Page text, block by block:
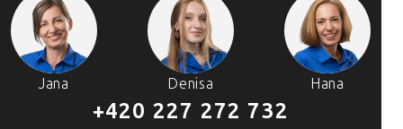
Jana Denisa Hana
+420 227 272 732